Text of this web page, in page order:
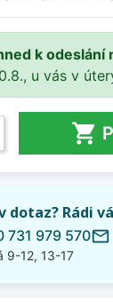
k odeslání
u vás v

dotaz? Rádi
731 979 570
9-12, 13-17
mail_outline